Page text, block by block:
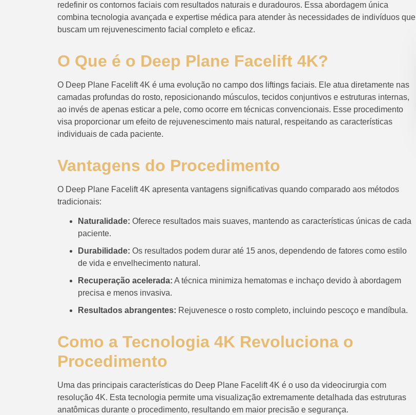
redefinir os contornos faciais com resultados naturais e duradouros. Essa abordagem única
combina tecnologia avançada e expertise médica para atender às necessidades de indivíduos que
buscam um rejuvenescimento facial completo e eficaz.
O Que é o Deep Plane Facelift 4K?
O Deep Plane Facelift 4K é uma evolução no campo dos liftings faciais. Ele atua diretamente nas
camadas profundas do rosto, reposicionando músculos, tecidos conjuntivos e estruturas internas,
ao invés de apenas esticar a pele, como ocorre em técnicas convencionais. Esse procedimento
visa proporcionar um efeito de rejuvenescimento mais natural, respeitando as características
individuais de cada paciente.
Vantagens do Procedimento
O Deep Plane Facelift 4K apresenta vantagens significativas quando comparado aos métodos
tradicionais:
Naturalidade: Oferece resultados mais suaves, mantendo as características únicas de cada
paciente.
Durabilidade: Os resultados podem durar até 15 anos, dependendo de fatores como estilo
de vida e envelhecimento natural.
Recuperação acelerada: A técnica minimiza hematomas e inchaço devido à abordagem
precisa e menos invasiva.
Resultados abrangentes: Rejuvenesce o rosto completo, incluindo pescoço e mandíbula.
Como a Tecnologia 4K Revoluciona o
Procedimento
Uma das principais características do Deep Plane Facelift 4K é o uso da videocirurgia com
resolução 4K. Esta tecnologia permite uma visualização extremamente detalhada das estruturas
anatômicas durante o procedimento, resultando em maior precisão e segurança.